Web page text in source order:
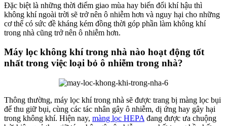
Đặc biệt là những thời điểm giao mùa hay biến đổi khí hậu thì
không khí ngoài trời sẽ trở nên ô nhiễm hơn và nguy hại cho những
cơ thể có sức đề kháng kém đồng thời góp phần làm không khí
trong nhà cũng trở nên ô nhiễm hơn.
Máy lọc không khí trong nhà nào hoạt động tốt
nhất trong việc loại bỏ ô nhiễm trong nhà?
Thông thường, máy lọc khí trong nhà sẽ được trang bị màng lọc bụi
để thu giữ bụi, cùng các tác nhân gây ô nhiễm, dị ứng hay gây hại
trong không khí. Hiện nay, màng lọc HEPA đang được ưa chuộng